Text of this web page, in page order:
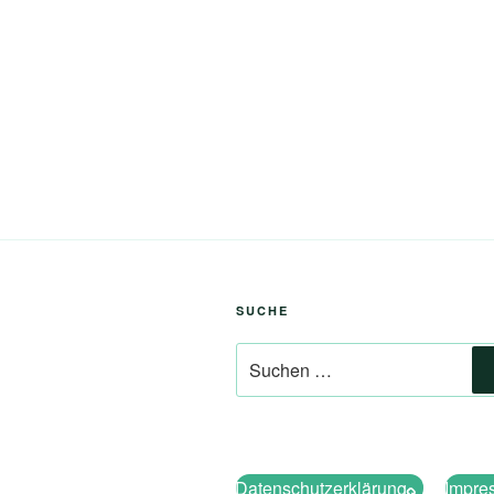
SUCHE
nach:
Datenschutzerklärung